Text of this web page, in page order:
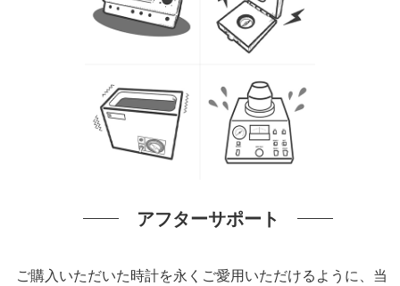
アフターサポート
ご購入いただいた時計を永くご愛用いただけるように、当